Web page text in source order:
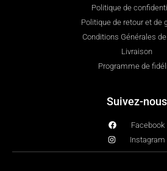
Politique de
Politique de retour et de
Conditions Générales
Livraison
Programme de
Suivez-nous
Facebook
Instagram